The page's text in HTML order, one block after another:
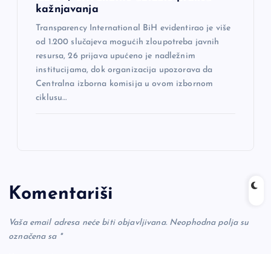
kažnjavanja
Transparency International BiH evidentirao je više
od 1.200 slučajeva mogućih zloupotreba javnih
resursa, 26 prijava upućeno je nadležnim
institucijama, dok organizacija upozorava da
Centralna izborna komisija u ovom izbornom
ciklusu…
Komentariši
Vaša email adresa neće biti objavljivana. Neophodna polja su
označena sa *